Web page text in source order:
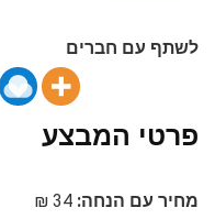
לשתף עם חברים
פרטי המבצע
מחיר עם הנחה: 34 ₪